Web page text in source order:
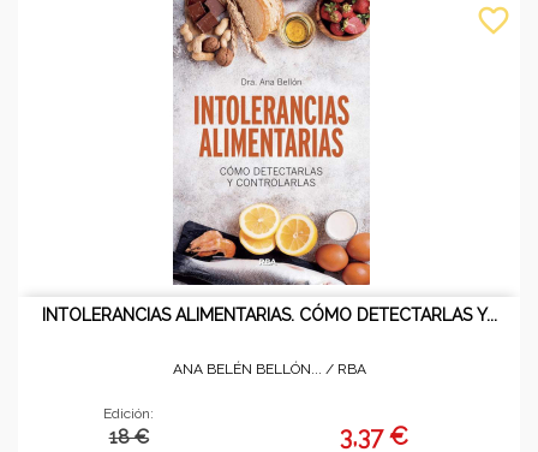
INTOLERANCIAS ALIMENTARIAS. CÓMO DETECTARLAS Y...
ANA BELÉN BELLÓN... / RBA
Edición:
18 € 3,37 €
favorite_border